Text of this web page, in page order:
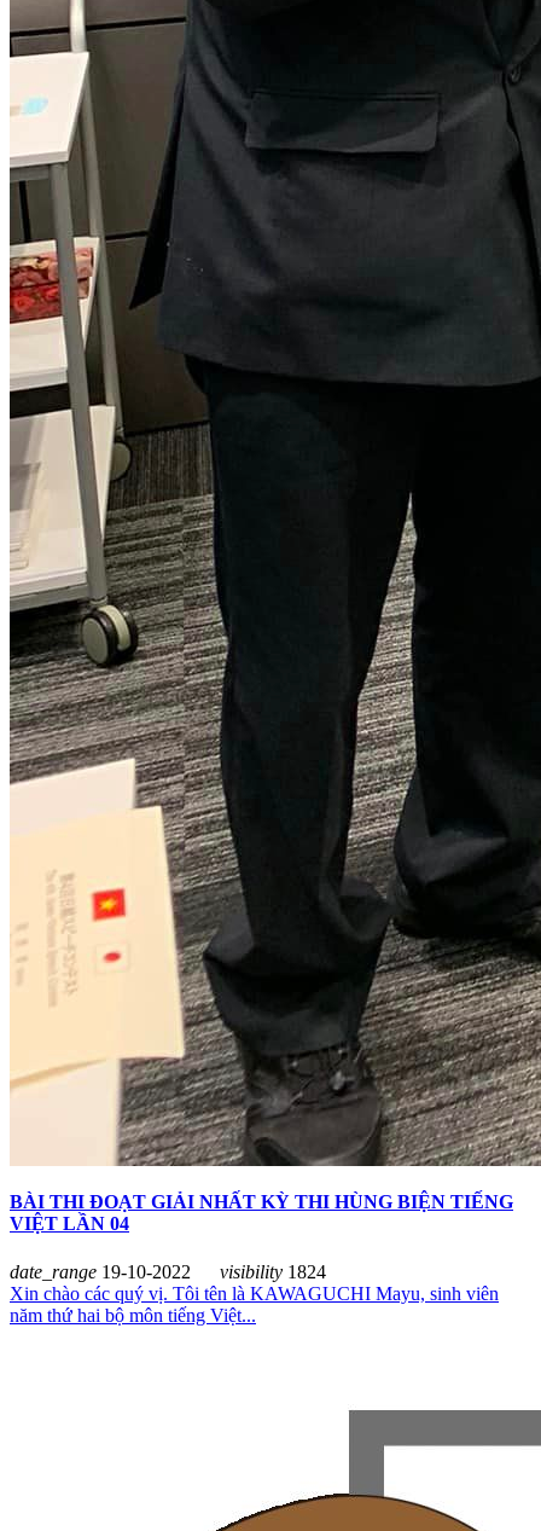
BÀI THI ĐOẠT GIẢI NHẤT KỲ THI HÙNG BIỆN TIẾNG
VIỆT LẦN 04
date_range 19-10-2022 visibility 1824
Xin chào các quý vị. Tôi tên là KAWAGUCHI Mayu, sinh viên
năm thứ hai bộ môn tiếng Việt...